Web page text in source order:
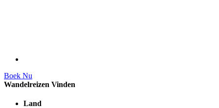
Boek Nu
Wandelreizen Vinden
Land